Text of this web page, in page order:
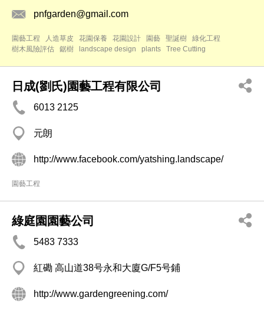
pnfgarden@gmail.com
園藝工程 人造草皮 花園保養 花園設計 園藝 聖誕樹
綠化工程
樹木風險評估
鋸樹 landscape design plants Tree Cutting
日成(劉氏)園藝工程有限公司
6013 2125
元朗
http://www.facebook.com/yatshing.landscape/
園藝工程
綠庭園園藝公司
5483 7333
紅磡 高山道38号永和大廈G/F5号鋪
http://www.gardengreening.com/